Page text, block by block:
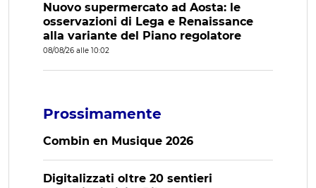
Nuovo supermercato ad Aosta: le
osservazioni di Lega e Renaissance
alla variante del Piano regolatore
08/08/26 alle 10:02
Prossimamente
Combin en Musique 2026
Digitalizzati oltre 20 sentieri